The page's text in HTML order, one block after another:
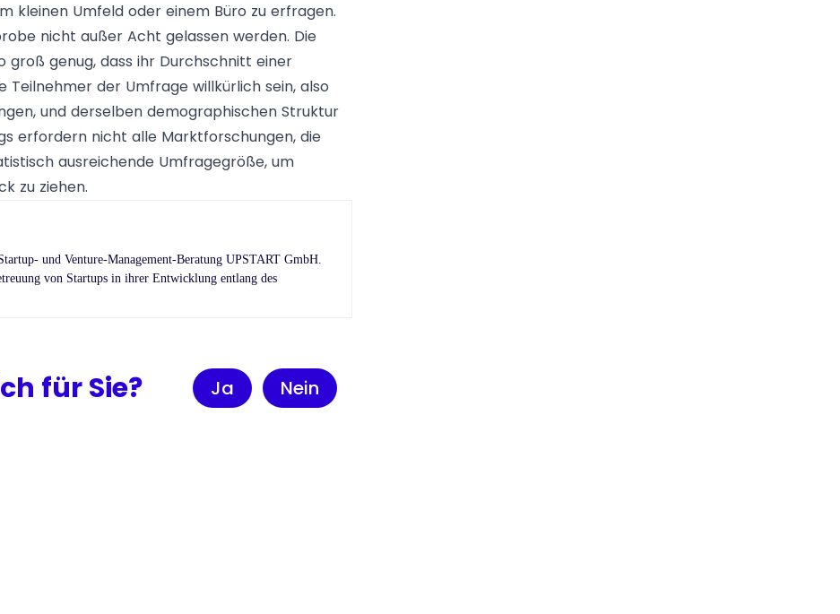
kleinen Umfeld oder einem Büro zu erfragen.
nicht außer Acht gelassen werden. Die
groß genug, dass ihr Durchschnitt einer
der Umfrage willkürlich sein, also
und derselben demographischen Struktur
erfordern nicht alle Marktforschungen, die
ausreichende Umfragegröße, um
zu ziehen.
und Venture-Management-Beratung UPSTART GmbH.
von Startups in ihrer Entwicklung entlang des
für Sie? Ja Nein